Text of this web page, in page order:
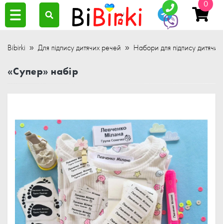
0
Bibirki Для підпису дитячих речей Набори для підпису
«Супер» набір